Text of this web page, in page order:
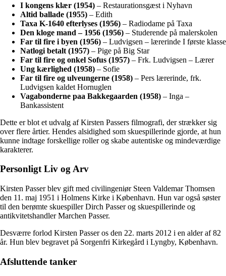
I kongens klær (1954) – Restaurationsgæst i Nyhavn
Altid ballade (1955) – Edith
Taxa K-1640 efterlyses (1956) – Radiodame på Taxa
Den kloge mand – 1956 (1956) – Studerende på malerskolen
Far til fire i byen (1956) – Ludvigsen – lærerinde I første klasse
Natlogi betalt (1957) – Pige på Big Star
Far til fire og onkel Sofus (1957) – Frk. Ludvigsen – Lærer
Ung kærlighed (1958) – Sofie
Far til fire og ulveungerne (1958) – Pers lærerinde, frk.
Ludvigsen kaldet Hornuglen
Vagabonderne paa Bakkegaarden (1958) – Inga –
Bankassistent
Dette er blot et udvalg af Kirsten Passers filmografi, der strækker sig
over flere årtier. Hendes alsidighed som skuespillerinde gjorde, at hun
kunne indtage forskellige roller og skabe autentiske og mindeværdige
karakterer.
Personligt Liv og Arv
Kirsten Passer blev gift med civilingeniør Steen Valdemar Thomsen
den 11. maj 1951 i Holmens Kirke i København. Hun var også søster
til den berømte skuespiller Dirch Passer og skuespillerinde og
antikvitetshandler Marchen Passer.
Desværre forlod Kirsten Passer os den 22. marts 2012 i en alder af 82
år. Hun blev begravet på Sorgenfri Kirkegård i Lyngby, København.
Afsluttende tanker